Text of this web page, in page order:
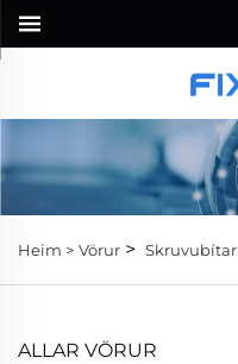
Heim > Vörur > Skruvubítar
ALLAR VÖRUR